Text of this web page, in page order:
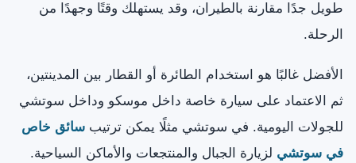
طويل جدًا مقارنة بالطيران، وقد يستهلك وقتًا وجهدًا من
الرحلة.
الأفضل غالبًا هو استخدام الطائرة أو القطار بين المدينتين،
ثم الاعتماد على سيارة خاصة داخل موسكو وداخل سوتشي
للجولات اليومية. في سوتشي مثلًا يمكن ترتيب سائق خاص
في سوتشي لزيارة الجبال والمنتجعات والأماكن السياحية.